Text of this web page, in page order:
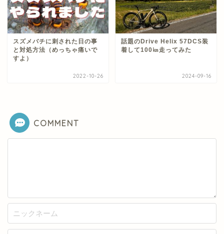
スズメバチに刺された日の事
と対処方法（めっちゃ痛いで
すよ）
2022-10-26
話題のDrive Helix 57DCS装
着して100㎞走ってみた
2024-09-16
COMMENT